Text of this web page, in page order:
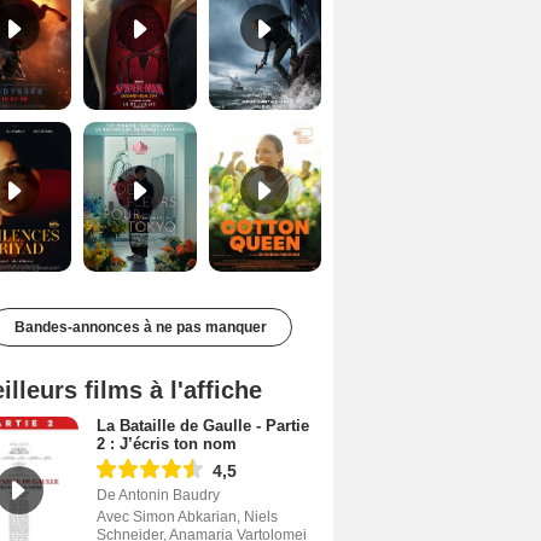
Les Silences de Riyad Bande-annonce VO STFR Cotton Queen Bande-annonce VO STFR
Bandes-annonces à ne pas manquer
films à l'affiche
La Bataille de Gaulle - Partie
2 : J’écris ton nom
4,5
De Antonin Baudry
Avec Simon Abkarian, Niels
Schneider, Anamaria Vartolomei